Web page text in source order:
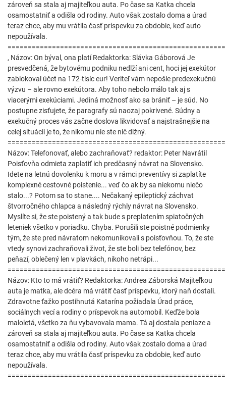
zároveň sa stala aj majiteľkou auta. Po čase sa Katka chcela
osamostatniť a odišla od rodiny. Auto však zostalo doma a úrad
teraz chce, aby mu vrátila časť príspevku za obdobie, keď auto
nepoužívala.
, Názov: On býval, ona platí Redaktorka: Slávka Gáborová Je
presvedčená, že bytovému podniku nedlží ani cent, hoci jej exekútor
zablokoval účet na 172-tisíc eur! Veriteľ vám nepošle predexekučnú
výzvu – ale rovno exekútora. Aby toho nebolo málo tak aj s
viacerými exekúciami. Jediná možnosť ako sa brániť – je súd. No
postupne zisťujete, že paragrafy sú naozaj pokrivené. Súdny a
exekučný proces vás začne doslova likvidovať a najstrašnejšie na
celej situácii je to, že nikomu nie ste nič dlžný.
Názov: Telefonovať, alebo zachraňovať? redaktor: Peter Navrátil
Poisťovňa odmieta zaplatiť ich predčasný návrat na Slovensko.
Idete na letnú dovolenku k moru a v rámci preventívy si zaplatíte
komplexné cestovné poistenie... veď čo ak by sa niekomu niečo
stalo...? Potom sa to stane.... Nečakaný epileptický záchvat
štvorročného chlapca a následný rýchly návrat na Slovensko.
Myslíte si, že ste poistený a tak bude s preplatením spiatočných
leteniek všetko v poriadku. Chyba. Porušili ste poistné podmienky
tým, že ste pred návratom nekomunikovali s poisťovňou. To, že ste
vtedy synovi zachraňovali život, že ste boli bez telefónov, bez
peňazí, oblečený len v plavkách, nikoho netrápi...
Názov: Kto to má vrátiť? Redaktorka: Andrea Záborská Majiteľkou
auta je matka, ale dcéra má vrátiť časť príspevku, ktorý naň dostali.
Zdravotne ťažko postihnutá Katarína požiadala Úrad práce,
sociálnych vecí a rodiny o príspevok na automobil. Keďže bola
maloletá, všetko za ňu vybavovala mama. Tá aj dostala peniaze a
zároveň sa stala aj majiteľkou auta. Po čase sa Katka chcela
osamostatniť a odišla od rodiny. Auto však zostalo doma a úrad
teraz chce, aby mu vrátila časť príspevku za obdobie, keď auto
nepoužívala.